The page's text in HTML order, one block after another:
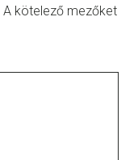
A kötelező mezőket